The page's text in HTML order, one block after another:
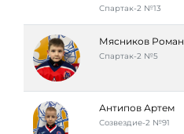
Спартак-2 №13
Мясников Роман
Спартак-2 №5
Антипов Артем
Созвездие-2 №91